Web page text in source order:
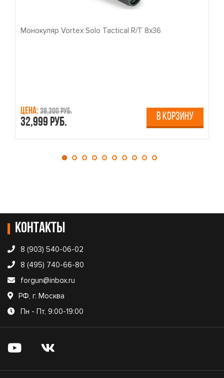
Монокуляр Vortex Solo Tactical R/T 8x36
Цена: 38,300 руб.
32,999 руб. В КОРЗИНУ
Контакты
8 (903) 540-06-02
8 (495) 740-66-80
forgun@inbox.ru
РФ, г. Москва
Пн - Пт, 9:00-19:00